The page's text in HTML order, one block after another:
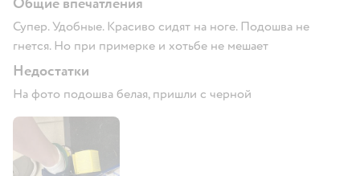
Супер. Удобные. Красиво сидят на ноге. Подошва не
гнется. Но при примерке и хотьбе не мешает
Недостатки
На фото подошва белая, пришли с черной